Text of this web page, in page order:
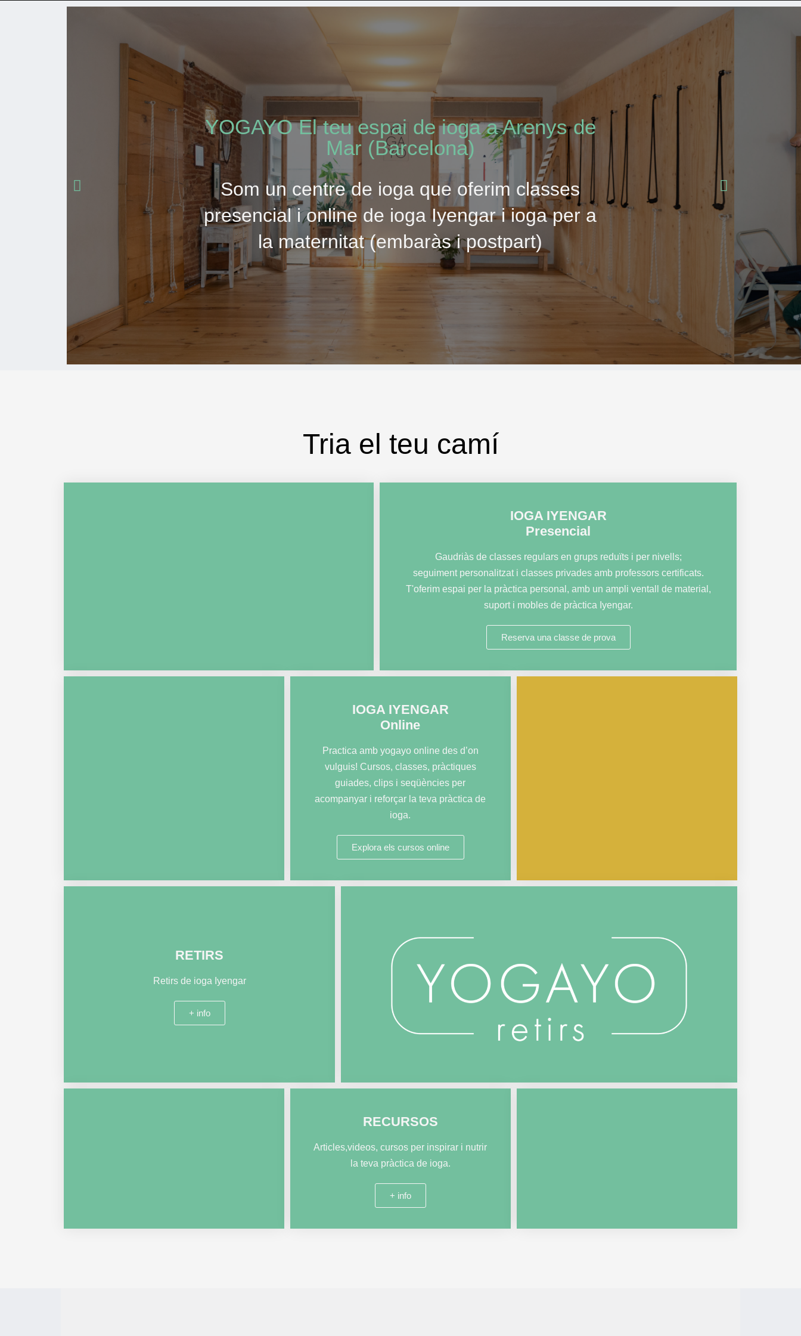
YOGAYO El teu espai de ioga a Arenys de
Mar (Barcelona)
Som un centre de ioga que oferim classes
presencial i online de ioga Iyengar i ioga per a
la maternitat (embaràs i postpart)
Tria el teu camí
IOGA IYENGAR
Presencial
Gaudriàs de classes regulars en grups reduïts i per nivells;
seguiment personalitzat i classes privades amb professors certificats.
T'oferim espai per la pràctica personal, amb un ampli ventall de material,
suport i mobles de pràctica Iyengar.
Reserva una classe de prova
IOGA IYENGAR
Online
Practica amb yogayo online des d’on
vulguis! Cursos, classes, pràctiques
guiades, clips i seqüències per
acompanyar i reforçar la teva pràctica de
ioga.
Explora els cursos online
RETIRS
Retirs de ioga Iyengar
+ info
RECURSOS
Articles,videos, cursos per inspirar i nutrir
la teva pràctica de ioga.
+ info